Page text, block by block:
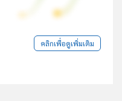
คลิกเพื่อดูเพิ่มเติม